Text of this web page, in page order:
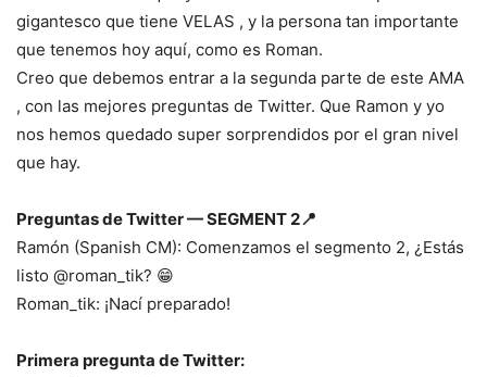
gigantesco que tiene VELAS , y la persona tan importante
que tenemos hoy aquí, como es Roman.
Creo que debemos entrar a la segunda parte de este AMA
, con las mejores preguntas de Twitter. Que Ramon y yo
nos hemos quedado super sorprendidos por el gran nivel
que hay.
Preguntas de Twitter — SEGMENT 2📍
Ramón (Spanish CM): Comenzamos el segmento 2, ¿Estás
listo @roman_tik? 😁
Roman_tik: ¡Nací preparado!
Primera pregunta de Twitter: